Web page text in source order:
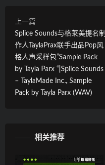
上一篇
Splice Sounds与格莱美提名制
作人TaylaPrax联手出品Pop风
格人声采样包”Sample Pack
by Tayla Parx “|Splice Sounds
– TaylaMade Inc., Sample
Pack by Tayla Parx (WAV)
相关推荐